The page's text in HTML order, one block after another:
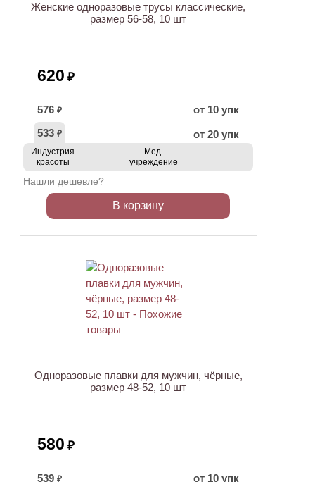
Женские одноразовые трусы классические,
размер 56-58, 10 шт
620 ₽
576 ₽
от 10 упк
533 ₽ от 20 упк
Индустрия
красоты
Мед.
учреждение
Нашли дешевле?
В корзину
Одноразовые плавки для мужчин, чёрные,
размер 48-52, 10 шт
580 ₽
539 ₽ от 10 упк